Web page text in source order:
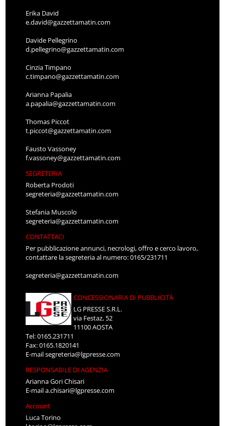
Erika David
e.david@gazzettamatin.com
Davide Pellegrino
d.pellegrino@gazzettamatin.com
Cinzia Timpano
c.timpano@gazzettamatin.com
Arianna Papalia
a.papalia@gazzettamatin.com
Thomas Piccot
t.piccot@gazzettamatin.com
Fausto Vassoney
f.vassoney@gazzettamatin.com
SEGRETERIA
Roberta Prodoti
segreteria@gazzettamatin.com
Stefania Muscolo
segreteria@gazzettamatin.com
CONTATTACI
Per pubblicazione annunci, necrologi, offro e cerco lavoro,
contattare la segreteria al numero: 0165/231711
segreteria@gazzettamatin.com
CONCESSIONARIA DI PUBBLICITÀ
LG PRESSE S.R.L.
via Festaz, 52
11100 AOSTA
Tel: 0165.231711
Fax: 0165.1820141
E-mailsegreteria@lgpresse.com
RESPONSABILE DI AGENZIA
Arianna Gori Chisari
E-maila.chisari@lgpresse.com
Account
Luca Torino